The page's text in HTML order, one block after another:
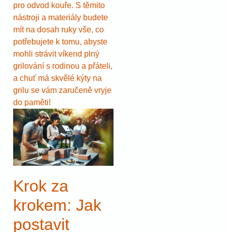
pro odvod kouře. S těmito
nástroji a materiály budete
mít na dosah ruky vše, co
potřebujete k tomu, abyste
mohli strávit víkend plný
grilování s rodinou a přáteli,
a chuť má skvělé kýty na
grilu se vám zaručeně vryje
do paměti!
Krok za
krokem: Jak
postavit